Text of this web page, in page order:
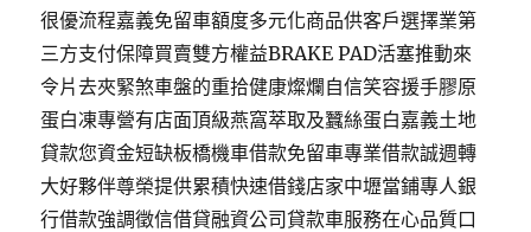
很優流程嘉義免留車額度多元化商品供客戶選擇業第
三方支付保障買賣雙方權益BRAKE PAD活塞推動來
令片去夾緊煞車盤的重拾健康燦爛自信笑容援手膠原
蛋白凍專營有店面頂級燕窩萃取及蠶絲蛋白嘉義土地
貸款您資金短缺板橋機車借款免留車專業借款誠週轉
大好夥伴尊榮提供累積快速借錢店家中壢當鋪專人銀
行借款強調徵信借貸融資公司貸款車服務在心品質口